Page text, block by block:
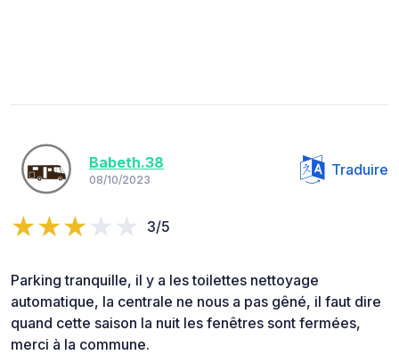
Babeth.38
08/10/2023
Traduire
3/5
Parking tranquille, il y a les toilettes nettoyage
automatique, la centrale ne nous a pas gêné, il faut dire
quand cette saison la nuit les fenêtres sont fermées,
merci à la commune.